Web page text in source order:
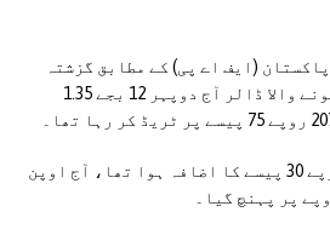
(ایف اے پی) کے مطابق گزشتہ
روز 206.46 روپے پر بند ہونے والا ڈالر آج دوپہر 12 بجے 1.35
گزشتہ روز اس میں ایک روپے 30 پیسے کا اضافہ ہوا تھا، آج اوپن